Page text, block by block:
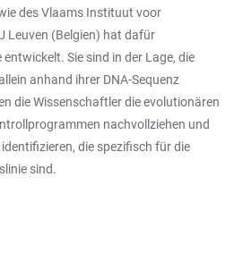
des Vlaams Instituut voor
Leuven (Belgien) hat dafür
Sie sind in der Lage, die
anhand ihrer DNA-Sequenz
die Wissenschaftler die evolutionären
nachvollziehen und
die spezifisch für die
sind.